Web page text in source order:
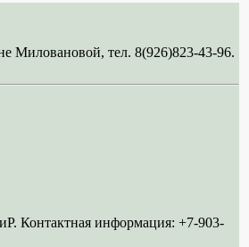
Миловановой, тел. 8(926)823-43-96.
Контактная информация: +7-903-